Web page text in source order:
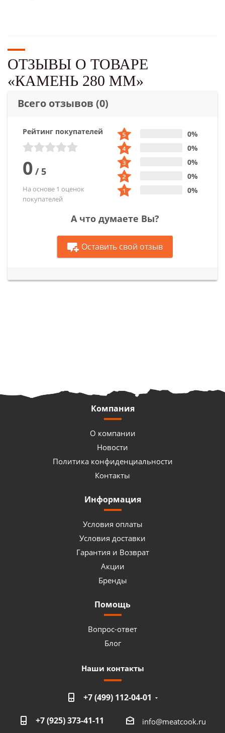
ОТЗЫВЫ О ТОВАРЕ
«КАМЕНЬ 280 ММ»
Всего отзывов (0)
Рейтинг покупателей
0 /5
На основе 1 оценок
покупателей
0%
0%
0%
0%
0%
А что думаете Вы?
Оставить свой отзыв
Компания
О компании
Новости
Политика конфиденциальности
Контакты
Информация
Условия оплаты
Условия доставки
Гарантия и Возврат
Акции
Бренды
Помощь
Вопрос-ответ
Блог
Наши контакты
+7 (499) 112-04-01
+7 (925) 373-41-11 info@meatcook.ru